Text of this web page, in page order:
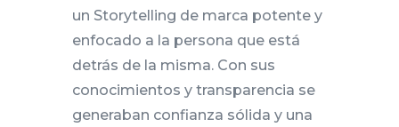
un Storytelling de marca potente y
enfocado a la persona que está
detrás de la misma. Con sus
conocimientos y transparencia se
generaban confianza sólida y una